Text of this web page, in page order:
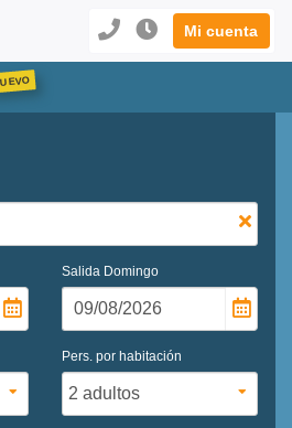
Mi cuenta
Salida Domingo
Pers. por habitación